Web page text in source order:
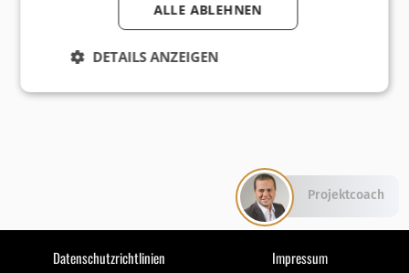
Datenschutzrichtlinien Impressum
ALLE ABLEHNEN
DETAILS ANZEIGEN
Projektcoach